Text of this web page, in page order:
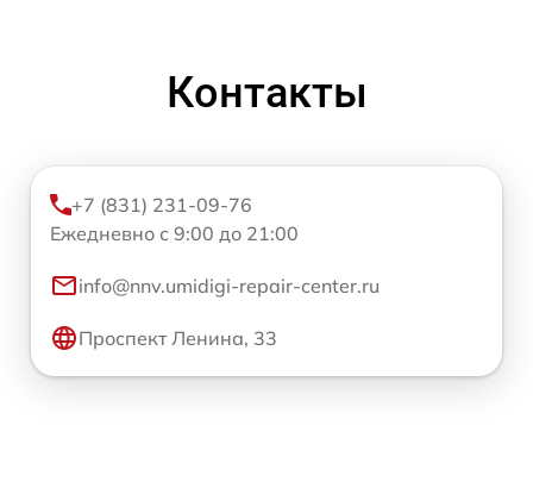
Контакты
+7 (831) 231-09-76
Ежедневно с 9:00 до 21:00
info@nnv.umidigi-repair-center.ru
Проспект Ленина, 33